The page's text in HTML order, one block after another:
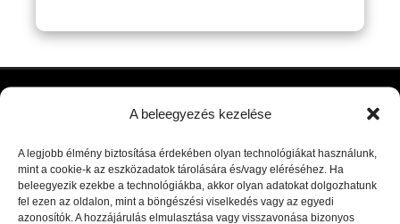
A beleegyezés kezelése
A legjobb élmény biztosítása érdekében olyan technológiákat használunk,
mint a cookie-k az eszközadatok tárolására és/vagy eléréséhez. Ha
beleegyezik ezekbe a technológiákba, akkor olyan adatokat dolgozhatunk
fel ezen az oldalon, mint a böngészési viselkedés vagy az egyedi
azonosítók. A hozzájárulás elmulasztása vagy visszavonása bizonyos
Ismerj meg minket​
Karrierlehetőség
Rólunk